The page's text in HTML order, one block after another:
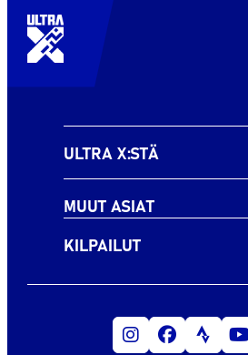
ULTRA X:STÄ
MUUT ASIAT
KILPAILUT